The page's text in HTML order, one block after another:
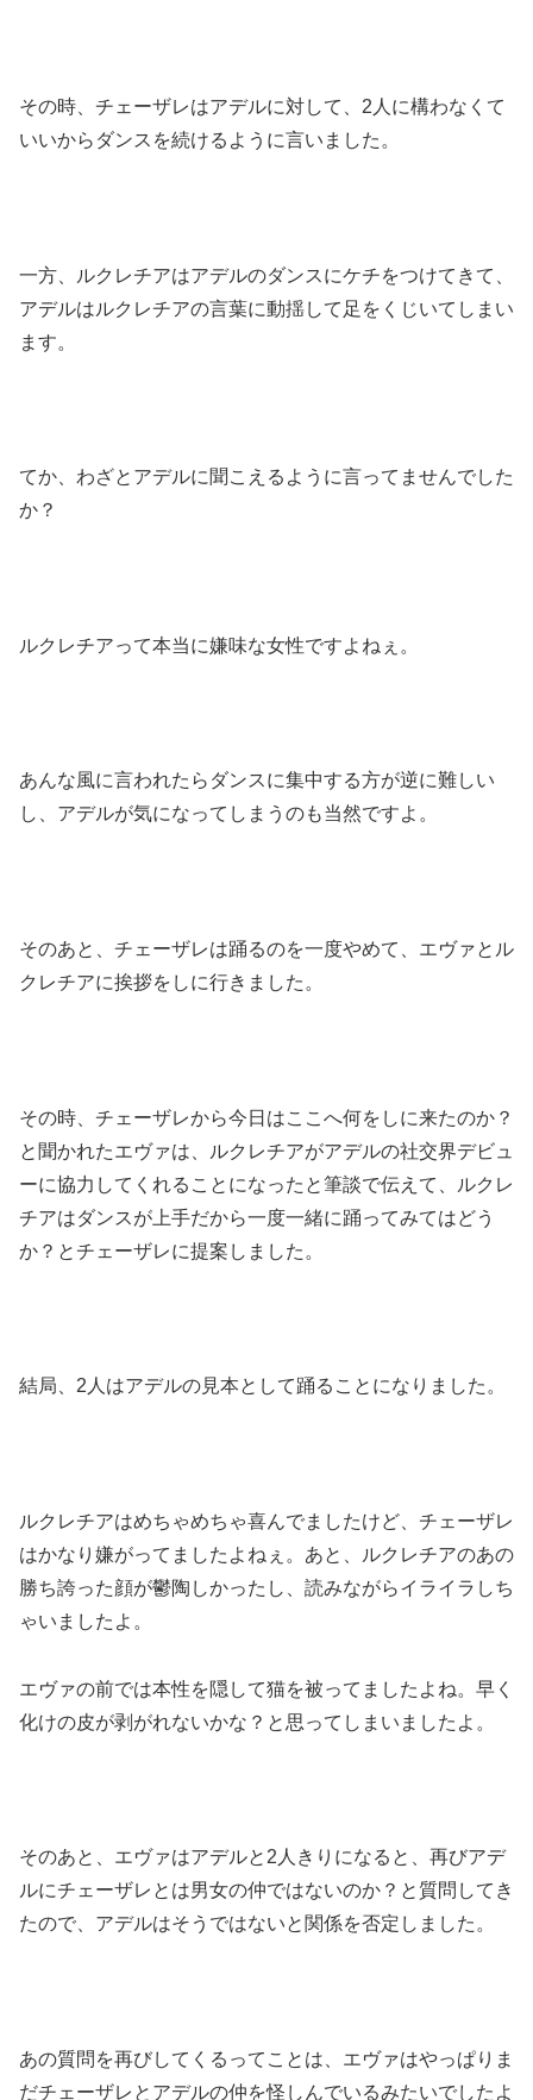
その時、チェーザレはアデルに対して、2人に構わなくて
いいからダンスを続けるように言いました。
一方、ルクレチアはアデルのダンスにケチをつけてきて、
アデルはルクレチアの言葉に動揺して足をくじいてしまい
ます。
てか、わざとアデルに聞こえるように言ってませんでした
か？
ルクレチアって本当に嫌味な女性ですよねぇ。
あんな風に言われたらダンスに集中する方が逆に難しい
し、アデルが気になってしまうのも当然ですよ。
そのあと、チェーザレは踊るのを一度やめて、エヴァとル
クレチアに挨拶をしに行きました。
その時、チェーザレから今日はここへ何をしに来たのか？
と聞かれたエヴァは、ルクレチアがアデルの社交界デビュ
ーに協力してくれることになったと筆談で伝えて、ルクレ
チアはダンスが上手だから一度一緒に踊ってみてはどう
か？とチェーザレに提案しました。
結局、2人はアデルの見本として踊ることになりました。
ルクレチアはめちゃめちゃ喜んでましたけど、チェーザレ
はかなり嫌がってましたよねぇ。あと、ルクレチアのあの
勝ち誇った顔が鬱陶しかったし、読みながらイライラしち
ゃいましたよ。
エヴァの前では本性を隠して猫を被ってましたよね。早く
化けの皮が剥がれないかな？と思ってしまいましたよ。
そのあと、エヴァはアデルと2人きりになると、再びアデ
ルにチェーザレとは男女の仲ではないのか？と質問してき
たので、アデルはそうではないと関係を否定しました。
あの質問を再びしてくるってことは、エヴァはやっぱりま
だチェーザレとアデルの仲を怪しんでいるみたいでしたよ